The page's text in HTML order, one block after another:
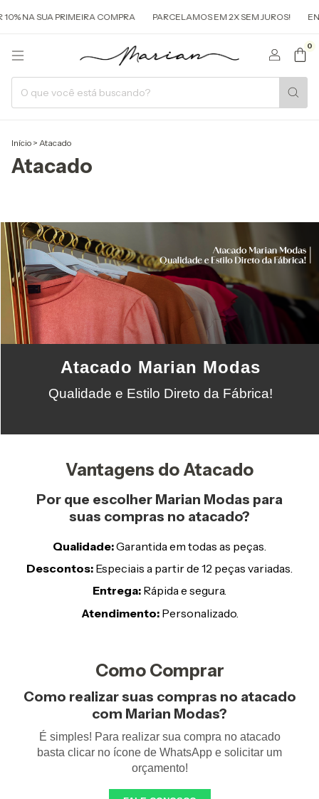
NA SUA PRIMEIRA COMPRA PARCELAMOS EM 2X SEM JUROS!
0
Início > Atacado
Atacado
Atacado Marian Modas
Qualidade e Estilo Direto da Fábrica!
Vantagens do Atacado
Por que escolher Marian Modas para
suas compras no atacado?
Qualidade:Garantida em todas as peças.
Descontos: Especiais a partir de 12 peças variadas.
Entrega: Rápida e segura.
Atendimento:Personalizado.
Como Comprar
Como realizar suas compras no atacado
com Marian Modas?
É simples! Para realizar sua compra no atacado
basta clicar no ícone de WhatsApp e solicitar um
orçamento!